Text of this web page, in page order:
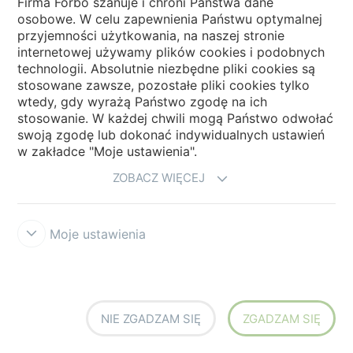
Wróć do: Nasze Wyzwania
osobowe. W celu zapewnienia Państwu optymalnej
przyjemności użytkowania, na naszej stronie
internetowej używamy plików cookies i podobnych
technologii. Absolutnie niezbędne pliki cookies są
stosowane zawsze, pozostałe pliki cookies tylko
wtedy, gdy wyrażą Państwo zgodę na ich
stosowanie. W każdej chwili mogą Państwo odwołać
swoją zgodę lub dokonać indywidualnych ustawień
w zakładce "Moje ustawienia".
ZOBACZ WIĘCEJ
Moje ustawienia
NIE ZGADZAM SIĘ ZGADZAM SIĘ